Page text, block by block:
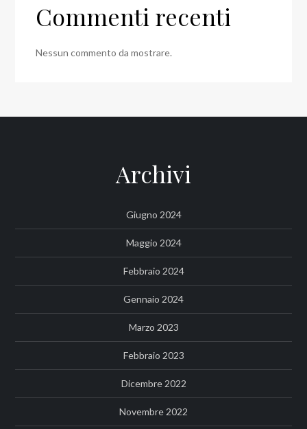
Commenti recenti
Nessun commento da mostrare.
Archivi
Giugno 2024
Maggio 2024
Febbraio 2024
Gennaio 2024
Marzo 2023
Febbraio 2023
Dicembre 2022
Novembre 2022